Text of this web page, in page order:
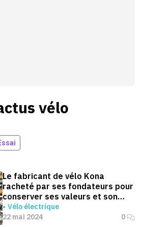
vélo
Le fabricant de vélo Kona
racheté par ses fondateurs pour
conserver ses valeurs et son
idéologie
Vélo électrique
22 mai 2024
0